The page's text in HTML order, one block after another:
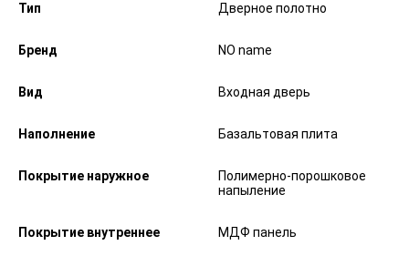
Тип Дверное полотно
Бренд NO name
Вид Входная дверь
Наполнение Базальтовая плита
Покрытие наружное
Полимерно-порошковое
напыление
Покрытие внутреннее МДФ панель